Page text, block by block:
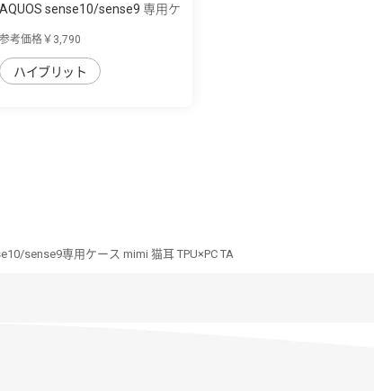
AQUOS sense10/sense9 専用ケ
参考価格￥3,790
ハイブリット
sense9専用ケース mimi 猫耳 TPU×PC TA